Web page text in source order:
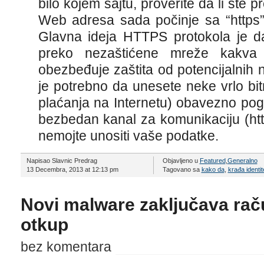
bilo kojem sajtu, proverite da li ste
Web adresa sada počinje sa
Glavna ideja HTTPS protokola je
preko nezaštićene mreže
obezbeđuje zaštita od potencijalnih
je potrebno da unesete neke vrlo
plaćanja na Internetu) obavezno
bezbedan kanal za komunikaciju
nemojte unositi vaše podatke.
Napisao Slavnic Predrag
13 Decembra, 2013 at 12:13 pm
Objavljeno u Featured, Generalno
Tagovano sa kako da, krađa
Novi malware zaključava
otkup
bez komentara